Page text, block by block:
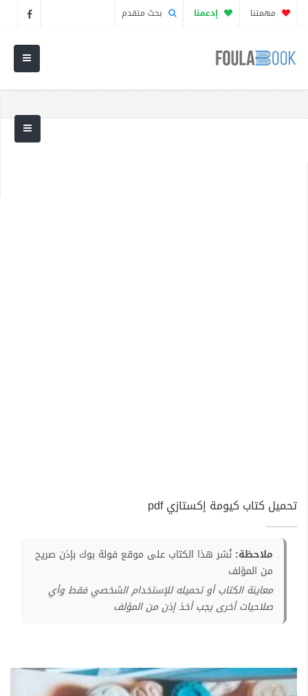
مهمتنا إدعمنا بحث متقدم
تحميل كتاب كيومة إكستازي pdf
ملاحظة: نُشر هذا الكتاب على موقع فولة بوك بإذن صريح
من المؤلف
معاينة الكتاب أو تحميله للإستخدام الشخصي فقط وأي
صلاحيات أخرى يجب أخذ إذن من المؤلف